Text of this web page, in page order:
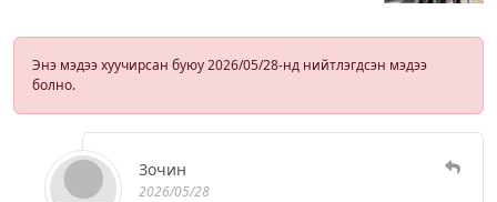
Энэ мэдээ хуучирсан буюу 2026/05/28-нд нийтлэгдсэн мэдээ
болно.
Зочин
2026/05/28